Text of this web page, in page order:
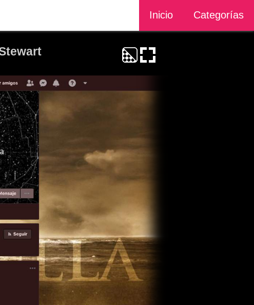
Inicio Categorías